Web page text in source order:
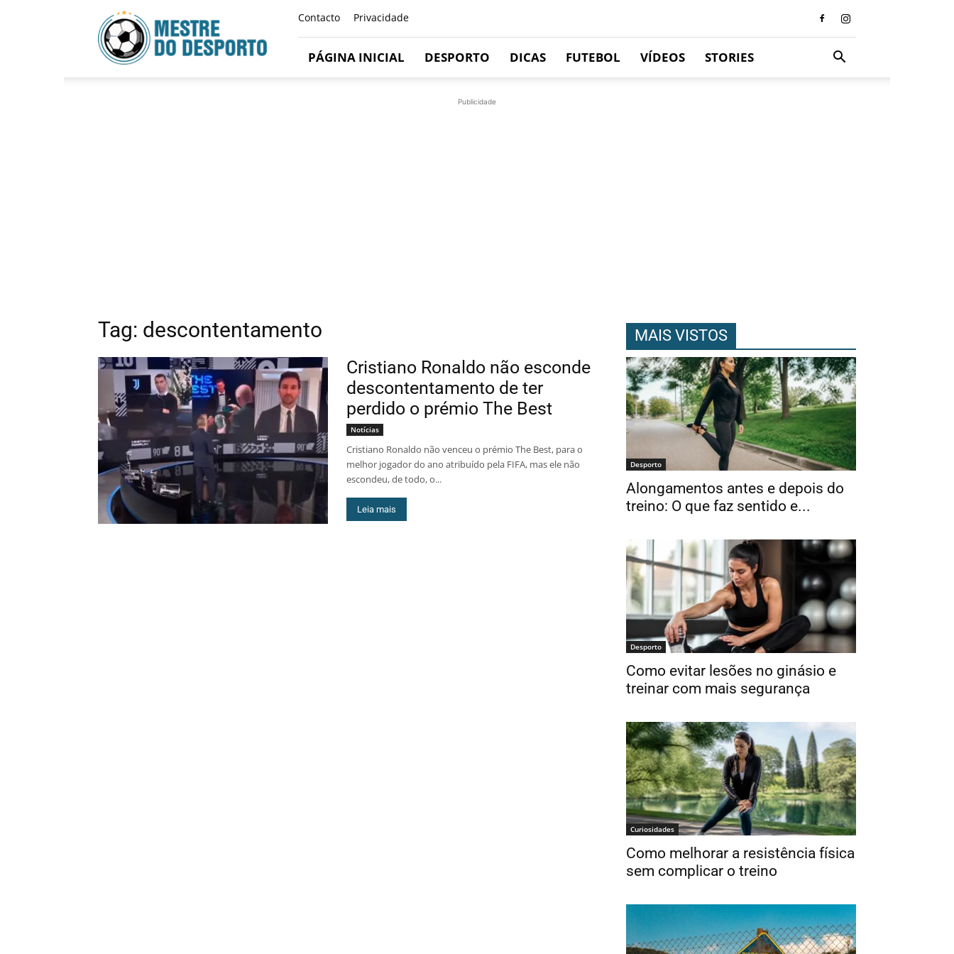
Mestre
Do
Desporto
Contacto Privacidade
PÁGINA INICIAL DESPORTO DICAS FUTEBOL VÍDEOS STORIES
Publicidade
Tag: descontentamento
Cristiano Ronaldo não esconde
descontentamento de ter
perdido o prémio The Best
Notícias
Cristiano Ronaldo não venceu o prémio The Best, para o
melhor jogador do ano atribuído pela FIFA, mas ele não
escondeu, de todo, o...
Leia mais
MAIS VISTOS
Desporto
Alongamentos antes e depois do
treino: O que faz sentido e...
Desporto
Como evitar lesões no ginásio e
treinar com mais segurança
Curiosidades
Como melhorar a resistência física
sem complicar o treino